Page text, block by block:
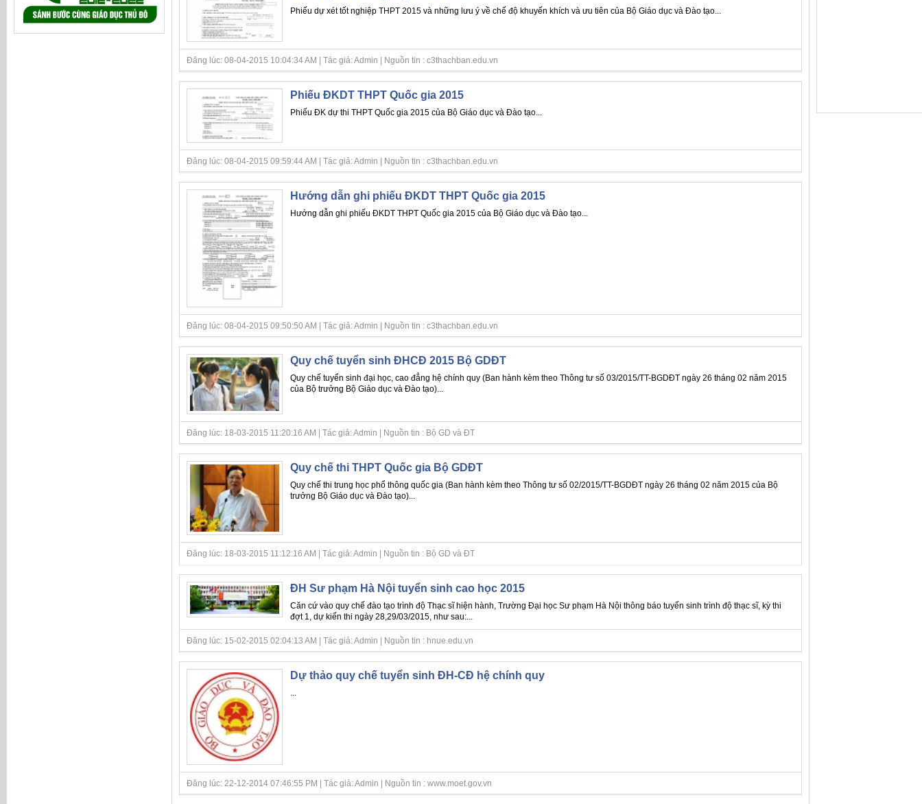
Phiếu dự xét tốt nghiệp THPT 2015 và những lưu ý về chế độ khuyến khích và ưu tiên của Bộ Giáo dục và Đào tạo...
Đăng lúc: 08-04-2015 10:04:34 AM | Tác giả: Admin | Nguồn tin : c3thachban.edu.vn
Phiếu ĐKDT THPT Quốc gia 2015
Phiếu ĐK dự thi THPT Quốc gia 2015 của Bộ Giáo dục và Đào tạo...
Đăng lúc: 08-04-2015 09:59:44 AM | Tác giả: Admin | Nguồn tin : c3thachban.edu.vn
Hướng dẫn ghi phiếu ĐKDT THPT Quốc gia 2015
Hướng dẫn ghi phiếu ĐKDT THPT Quốc gia 2015 của Bộ Giáo dục và Đào tạo...
Đăng lúc: 08-04-2015 09:50:50 AM | Tác giả: Admin | Nguồn tin : c3thachban.edu.vn
Quy chế tuyển sinh ĐHCĐ 2015 Bộ GDĐT
Quy chế tuyển sinh đại học, cao đẳng hệ chính quy (Ban hành kèm theo Thông tư số 03/2015/TT-BGDĐT ngày 26 tháng 02 năm 2015
của Bộ trưởng Bộ Giáo dục và Đào tạo)...
Đăng lúc: 18-03-2015 11:20:16 AM | Tác giả: Admin | Nguồn tin : Bộ GD và ĐT
Quy chế thi THPT Quốc gia Bộ GDĐT
Quy chế thi trung học phổ thông quốc gia (Ban hành kèm theo Thông tư số 02/2015/TT-BGDĐT ngày 26 tháng 02 năm 2015 của Bộ
trưởng Bộ Giáo dục và Đào tạo)...
Đăng lúc: 18-03-2015 11:12:16 AM | Tác giả: Admin | Nguồn tin : Bộ GD và ĐT
ĐH Sư phạm Hà Nội tuyển sinh cao học 2015
Căn cứ vào quy chế đào tạo trình độ Thạc sĩ hiện hành, Trường Đại học Sư phạm Hà Nội thông báo tuyển sinh trình độ thạc sĩ, kỳ thi
đợt 1, dự kiến thi ngày 28,29/03/2015, như sau:...
Đăng lúc: 15-02-2015 02:04:13 AM | Tác giả: Admin | Nguồn tin : hnue.edu.vn
Dự thảo quy chế tuyển sinh ĐH-CĐ hệ chính quy
Đăng lúc: 22-12-2014 07:46:55 PM | Tác giả: Admin | Nguồn tin : www.moet.gov.vn